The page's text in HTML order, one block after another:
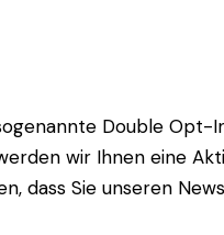
Double Opt-
wir Ihnen eine
dass Sie unseren